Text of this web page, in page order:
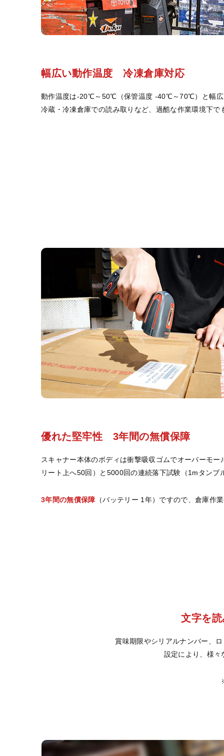
幅広い動作温度 冷凍倉庫対応
動作温度は-20℃～50℃（保管温度 -40℃～70℃）と幅広
冷蔵・冷凍倉庫での読み取りなど、過酷な作業環境下
優れた堅牢性 3年間の無償保障
スキャナー本体のボディは衝撃吸収ゴムでオーバーモ
リート上へ50回）と5000回の連続落下試験（1mタンブ
3年間の無償保障 （バッテリー 1年）ですので、倉庫作
文字を
賞味期限やシリアルナンバー、
設定により、様々